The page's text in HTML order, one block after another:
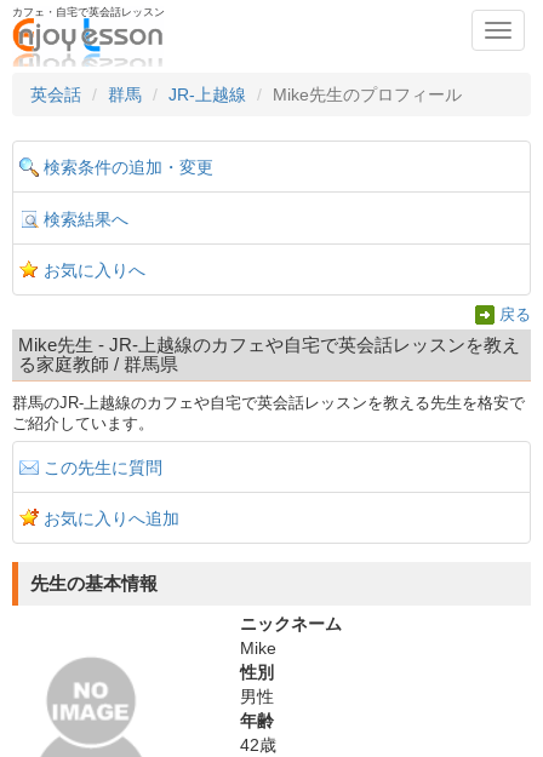
カフェ・自宅で英会話レッスン
英会話
群馬 JR-上越線 Mike先生のプロフィール
検索条件の追加・変更
検索結果へ
お気に入りへ
戻る
Mike先生 - JR-上越線のカフェや自宅で英会話レッスンを教え
る家庭教師 / 群馬県
群馬のJR-上越線のカフェや自宅で英会話レッスンを教える先生を格安で
ご紹介しています。
この先生に質問
お気に入りへ追加
先生の基本情報
ニックネーム
Mike
性別
男性
年齢
42歳